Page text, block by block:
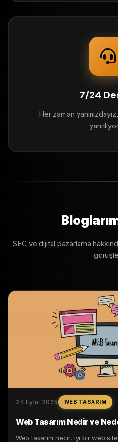
7/24
Her zaman
SEO ve dijital pazarlama
24 Eylül 2025 WEB TASARIM
Web Tasarım Nedir ve
Web tasarım nedir, iyi bir web